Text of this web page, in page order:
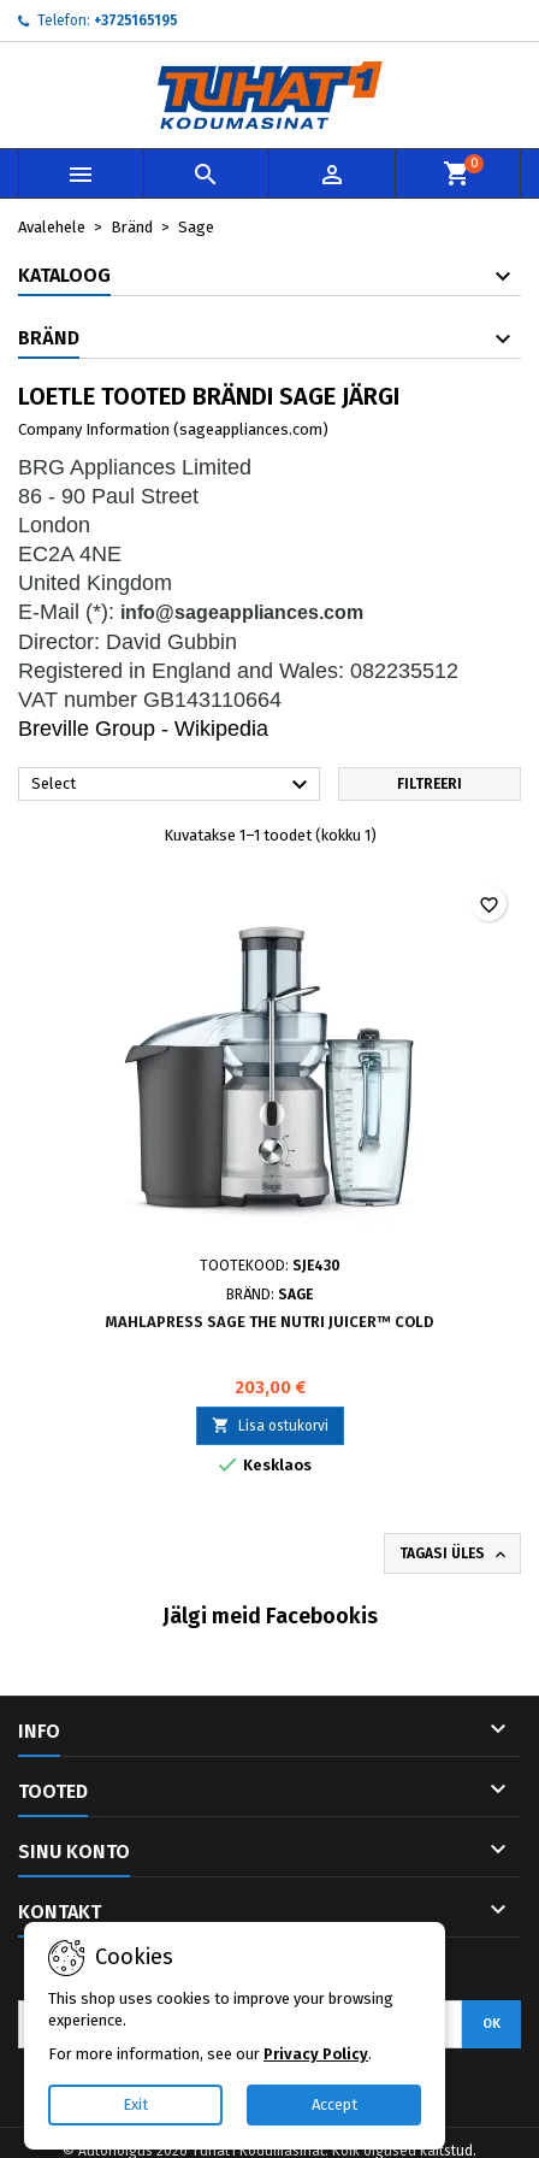
Telefon: +3725165195
   0
Avalehele Bränd Sage
KATALOOG
BRÄND
LOETLE TOOTED BRÄNDI SAGE JÄRGI
Company Information (sageappliances.com)
BRG Appliances Limited
86 - 90 Paul Street
London
EC2A 4NE
United Kingdom
E-Mail (*): info@sageappliances.com
Director: David Gubbin
Registered in England and Wales: 082235512
VAT number GB143110664
Breville Group - Wikipedia
Select  FILTREERI
Kuvatakse 1–1 toodet (kokku 1)
TOOTEKOOD: SJE430
BRÄND: SAGE
MAHLAPRESS SAGE THE NUTRI JUICER™ COLD
203,00 €
 Lisa ostukorvi
 Kesklaos
favorite_border
TAGASI ÜLES 
Jälgi meid Facebookis
INFO 
TOOTED 
SINU KONTO 
KONTAKT 
My wishlists ×
Create new list
((modalTitle)) ×
((confirmMessage))
((cancelText)) ((modalDeleteText))
Loo soovinimekiri ×
Soovinimekirja nimi
Sisene ×
Te peate olema sisselogitud, et tooteid soovinimekirja
Cookies
This shop uses cookies to improve your browsing
experience.
For more information, see our Privacy Policy.
Exit Accept
Facebook
© Autoriõigus 2026 Tuhat1 Kodumasinat. Kõik õigused kaitstud.